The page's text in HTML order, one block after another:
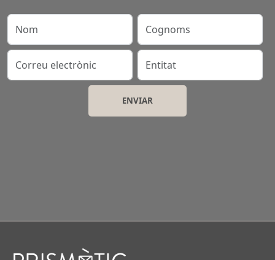
Nom Cognoms
Correu electrònic Entitat